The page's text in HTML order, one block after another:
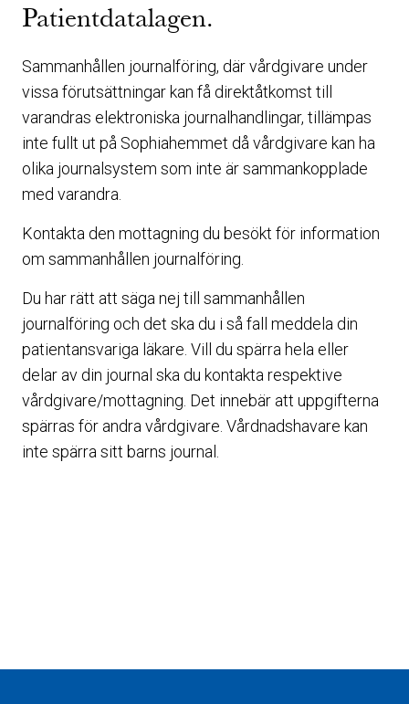
Patientdatalagen.
Sammanhållen journalföring, där vårdgivare under
vissa förutsättningar kan få direktåtkomst till
varandras elektroniska journalhandlingar, tillämpas
inte fullt ut på Sophiahemmet då vårdgivare kan ha
olika journalsystem som inte är sammankopplade
med varandra.
Kontakta den mottagning du besökt för information
om sammanhållen journalföring.
Du har rätt att säga nej till sammanhållen
journalföring och det ska du i så fall meddela din
patientansvariga läkare. Vill du spärra hela eller
delar av din journal ska du kontakta respektive
vårdgivare/mottagning. Det innebär att uppgifterna
spärras för andra vårdgivare. Vårdnadshavare kan
inte spärra sitt barns journal.